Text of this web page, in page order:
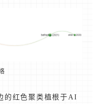
的红色聚类植根于AI